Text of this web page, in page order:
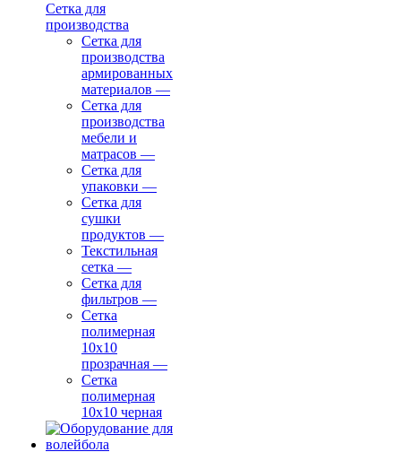
Сетка для
производства
Сетка для
производства
армированных
материалов —
Сетка для
производства
мебели и
матрасов —
Сетка для
упаковки —
Сетка для
сушки
продуктов —
Текстильная
сетка —
Сетка для
фильтров —
Сетка
полимерная
10х10
прозрачная —
Сетка
полимерная
10х10 черная